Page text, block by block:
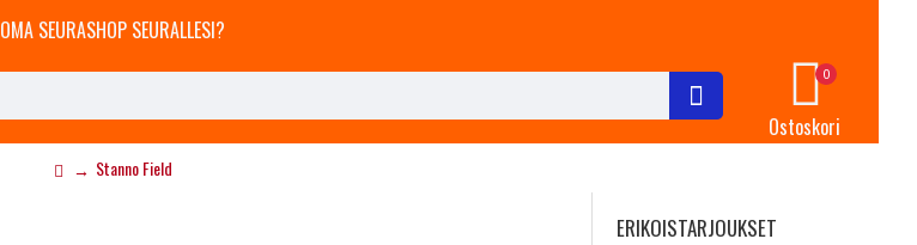
OMA SEURASHOP SEURALLESI?
Ostoskori
0
Stanno Field
ERIKOISTARJOUKSET